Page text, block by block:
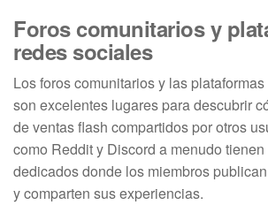
Foros comunitarios y
redes sociales
Los foros comunitarios y las
son excelentes lugares para descubrir
de ventas flash compartidos por otros
como Reddit y Discord a menudo
dedicados donde los miembros
y comparten sus experiencias.